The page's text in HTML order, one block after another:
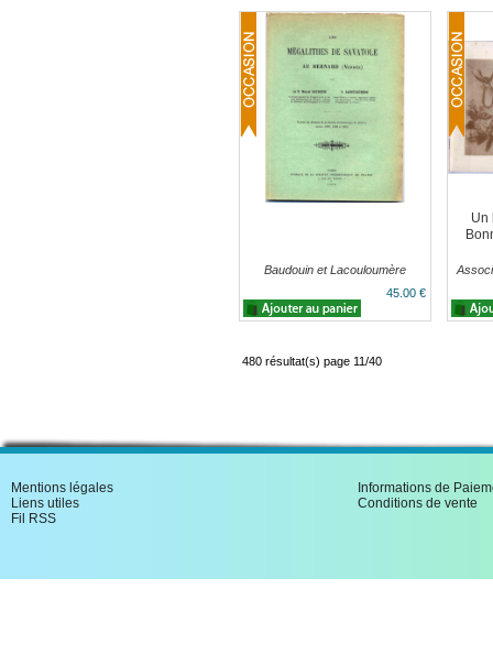
Baudouin et Lacouloumère
45.00 €
Un
480 résultat(s) page 11/40
Mentions légales
Liens utiles
Fil RSS
Informations de
Conditions de vente